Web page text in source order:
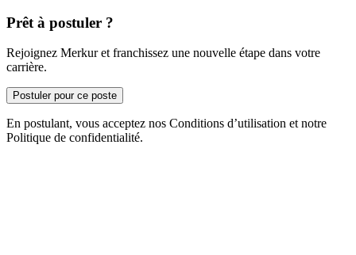
Prêt à postuler ?
Rejoignez Merkur et franchissez une nouvelle étape dans votre
carrière.
Postuler pour ce poste
En postulant, vous acceptez nos Conditions d’utilisation et notre
Politique de confidentialité.